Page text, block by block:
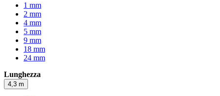
1 mm
2 mm
4 mm
5 mm
9 mm
18 mm
24 mm
Lunghezza
4,3 m